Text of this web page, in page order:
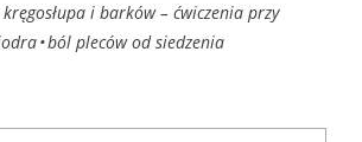
i barków– ćwiczenia przy
• ból pleców od siedzenia